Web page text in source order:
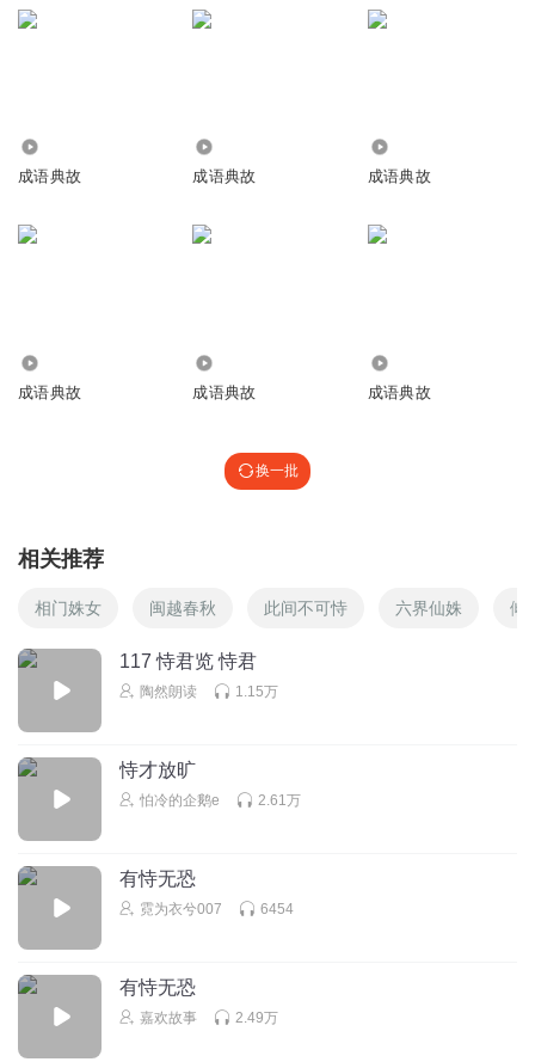
成语典故 成语典故 成语典故
成语典故 成语典故 成语典故
换一批
相关推荐
相门姝女 闽越春秋 此间不可恃 六界仙姝 倾
117 恃君览 恃君
陶然朗读 1.15万
恃才放旷
怕冷的企鹅e 2.61万
有恃无恐
霓为衣兮007 6454
有恃无恐
嘉欢故事 2.49万